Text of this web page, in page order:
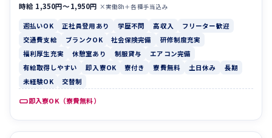
時給 1,350円〜1,950円 ×実働8h＋各種手当込み
週払いOK 正社員登用あり 学歴不問 高収入
フリーター歓迎
交通費支給
ブランクOK 社会保険完備
研修制度充実
福利厚生充実
休憩室あり 制服貸与
エアコン完備
有給取得しやすい
即入寮OK 寮付き 寮費無料 土日休み
長期
未経験OK
交替制
即入寮OK（寮費無料）